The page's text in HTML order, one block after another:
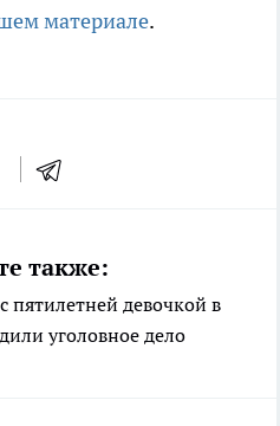
материале.
также:
пятилетней девочкой в
уголовное дело